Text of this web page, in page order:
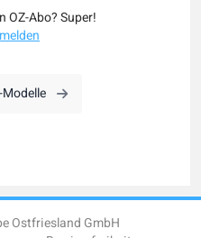
OZ-Abo? Super!
Ostfriesland GmbH